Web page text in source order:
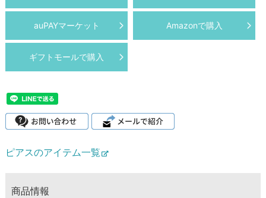
auPAYマーケット Amazonで購入
ギフトモールで購入
ピアスのアイテム一覧
商品情報